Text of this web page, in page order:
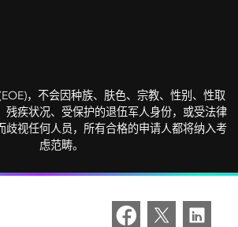
，不会因种族、肤色、宗教、性别、性取
残疾状况、受保护的退伍军人身份，或受法律
歧视任何人员，所有合格的申请人都将纳入考
虑范畴。